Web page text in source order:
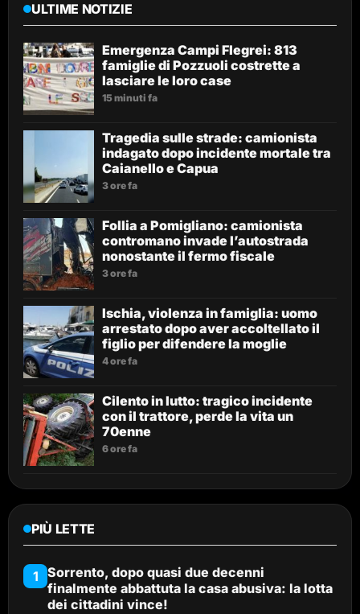
ULTIME NOTIZIE
Emergenza Campi Flegrei: 813
famiglie di Pozzuoli costrette a
lasciare le loro case
15 minuti fa
Tragedia sulle strade: camionista
indagato dopo incidente mortale tra
Caianello e Capua
3 ore fa
Follia a Pomigliano: camionista
contromano invade l’autostrada
nonostante il fermo fiscale
3 ore fa
Ischia, violenza in famiglia: uomo
arrestato dopo aver accoltellato il
figlio per difendere la moglie
4 ore fa
Cilento in lutto: tragico incidente
con il trattore, perde la vita un
70enne
6 ore fa
PIÙ LETTE
1 Sorrento, dopo quasi due decenni
finalmente abbattuta la casa abusiva: la lotta
dei cittadini vince!